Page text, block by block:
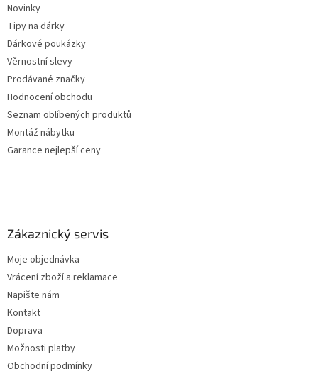
Novinky
Tipy na dárky
Dárkové poukázky
Věrnostní slevy
Prodávané značky
Hodnocení obchodu
Seznam oblíbených produktů
Montáž nábytku
Garance nejlepší ceny
Zákaznický servis
Moje objednávka
Vrácení zboží a reklamace
Napište nám
Kontakt
Doprava
Možnosti platby
Obchodní podmínky